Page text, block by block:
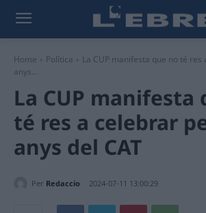
Home Política
La CUP manifesta que no té res
anys...
La CUP manifesta
té res a celebrar
anys del CAT
Per Redaccio 2024-07-11 13:00:29